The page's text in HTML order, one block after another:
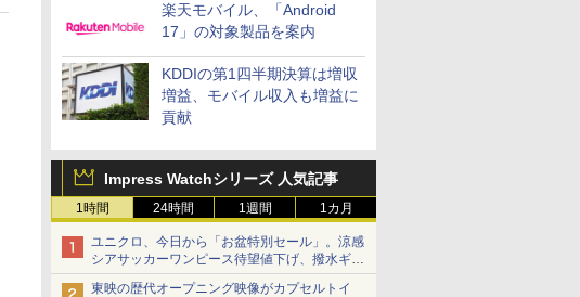
楽天モバイル、「Android
17」の対象製品を案内
KDDIの第1四半期決算は増収
増益、モバイル収入も増益に
貢献
Impress Watchシリーズ 人気記事
1時間 24時間 1週間 1カ月
ユニクロ、今日から「お盆特別セール」。涼感
シアサッカーワンピース待望値下げ、撥水ギア
ショーツは1990円に
東映の歴代オープニング映像がカプセルトイ